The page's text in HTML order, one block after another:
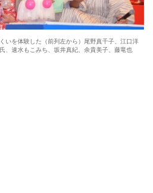
いを体験した（前列左から）尾野真千子、江口洋
、速水もこみち、坂井真紀、余貴美子、藤竜也